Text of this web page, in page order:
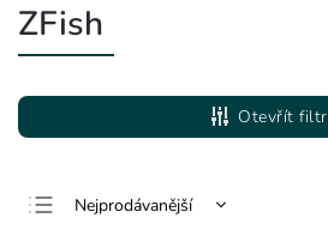
ZFish
Otevřít filtr
Nejprodávanější